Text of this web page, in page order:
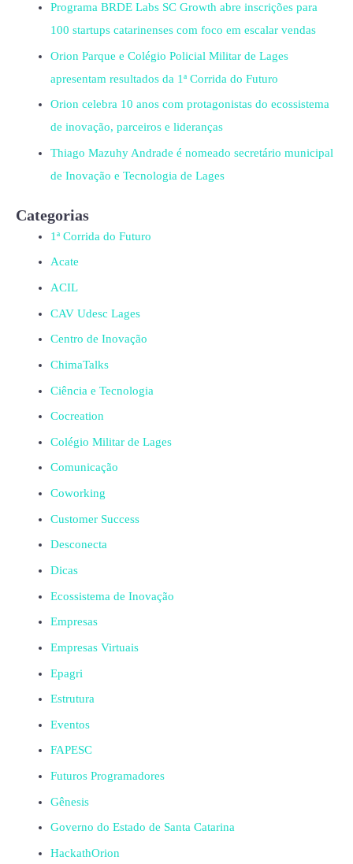
Programa BRDE Labs SC Growth abre inscrições para
100 startups catarinenses com foco em escalar vendas
Orion Parque e Colégio Policial Militar de Lages
apresentam resultados da 1ª Corrida do Futuro
Orion celebra 10 anos com protagonistas do ecossistema
de inovação, parceiros e lideranças
Thiago Mazuhy Andrade é nomeado secretário municipal
de Inovação e Tecnologia de Lages
Categorias
1ª Corrida do Futuro
Acate
ACIL
CAV Udesc Lages
Centro de Inovação
ChimaTalks
Ciência e Tecnologia
Cocreation
Colégio Militar de Lages
Comunicação
Coworking
Customer Success
Desconecta
Dicas
Ecossistema de Inovação
Empresas
Empresas Virtuais
Epagri
Estrutura
Eventos
FAPESC
Futuros Programadores
Gênesis
Governo do Estado de Santa Catarina
HackathOrion